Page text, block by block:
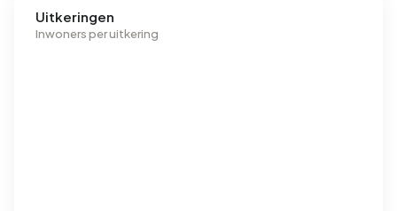
Uitkeringen
Inwoners per uitkering